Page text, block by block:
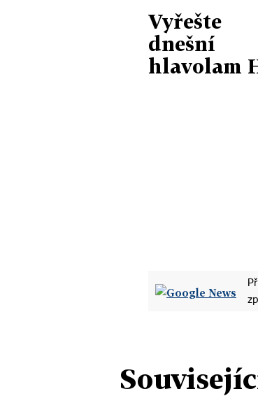
Vyřešte
dnešní
hlavolam